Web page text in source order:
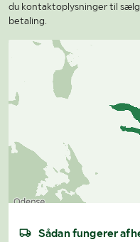
du kontaktoplysninger til
betaling.
Sådan fungerer